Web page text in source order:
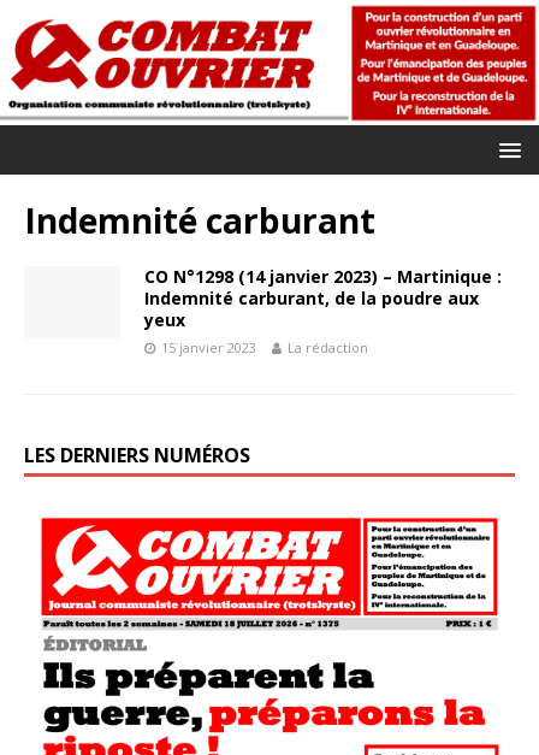
Indemnité carburant
CO N°1298 (14 janvier 2023) – Martinique :
Indemnité carburant, de la poudre aux
yeux
15 janvier 2023 La rédaction
LES DERNIERS NUMÉROS